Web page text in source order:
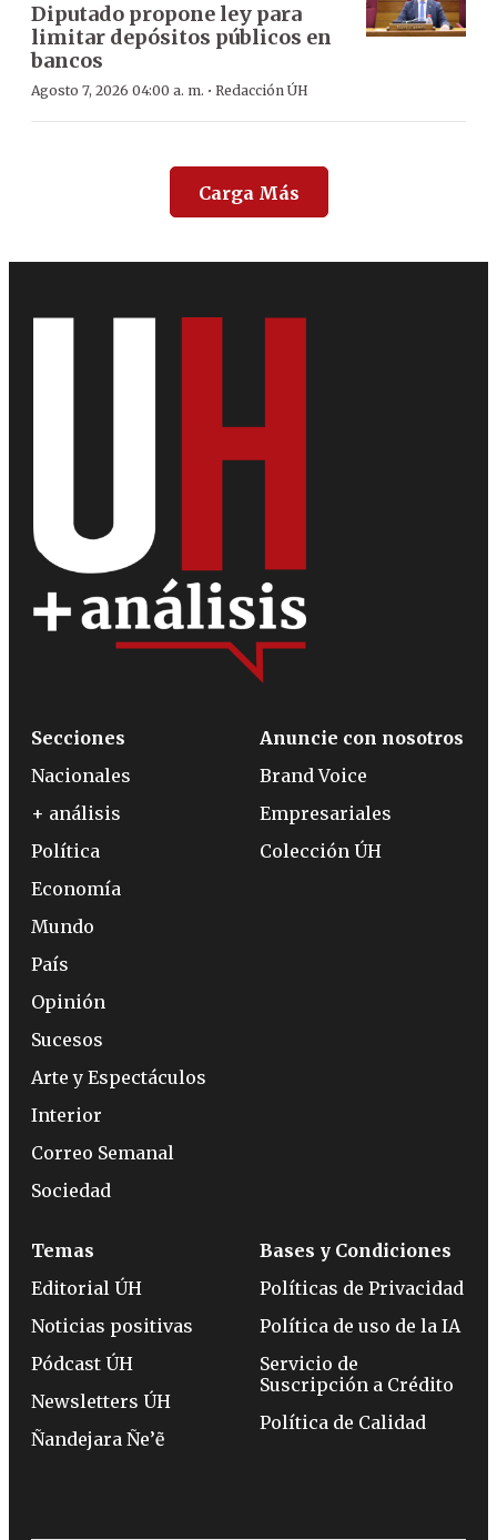
Diputado propone ley para
limitar depósitos públicos en
bancos
Agosto 7, 2026 04:00 a. m. · Redacción ÚH
Carga Más
Secciones
Nacionales
+ análisis
Política
Economía
Mundo
País
Opinión
Sucesos
Arte y Espectáculos
Interior
Correo Semanal
Sociedad
Anuncie con nosotros
Brand Voice
Empresariales
Colección ÚH
Temas
Editorial ÚH
Noticias positivas
Pódcast ÚH
Newsletters ÚH
Ñandejara Ñe’ẽ
Bases y Condiciones
Políticas de Privacidad
Política de uso de la IA
Servicio de
Suscripción a Crédito
Política de Calidad